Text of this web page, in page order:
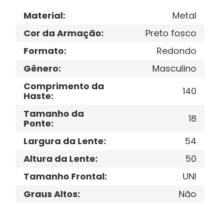
Material:
Metal
Cor da Armação:
Preto fosco
Formato:
Redondo
Gênero:
Masculino
Comprimento da
Haste:
140
Tamanho da
Ponte:
18
Largura da Lente:
54
Altura da Lente:
50
Tamanho Frontal:
UNI
Graus Altos: Não